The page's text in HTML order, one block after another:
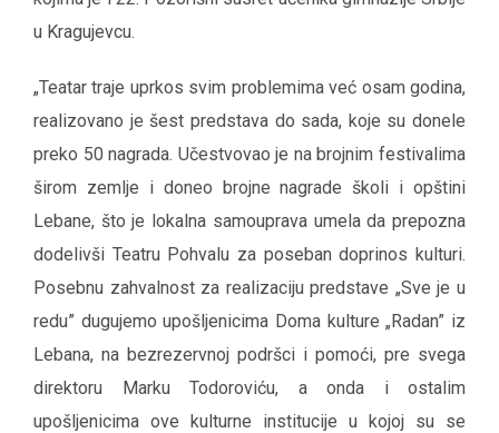
u Kragujevcu.
„Teatar traje uprkos svim problemima već osam godina,
realizovano je šest predstava do sada, koje su donele
preko 50 nagrada. Učestvovao je na brojnim festivalima
širom zemlje i doneo brojne nagrade školi i opštini
Lebane, što je lokalna samouprava umela da prepozna
dodelivši Teatru Pohvalu za poseban doprinos kulturi.
Posebnu zahvalnost za realizaciju predstave „Sve je u
redu” dugujemo upošljenicima Doma kulture „Radan” iz
Lebana, na bezrezervnoj podršci i pomoći, pre svega
direktoru Marku Todoroviću, a onda i ostalim
upošljenicima ove kulturne institucije u kojoj su se